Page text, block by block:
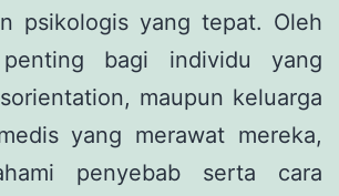
psikologis yang tepat. Oleh
bagi individu yang
maupun keluarga
yang merawat mereka,
penyebab serta cara